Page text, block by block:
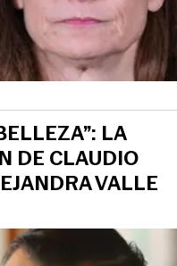
LA
DE CLAUDIO
VALLE